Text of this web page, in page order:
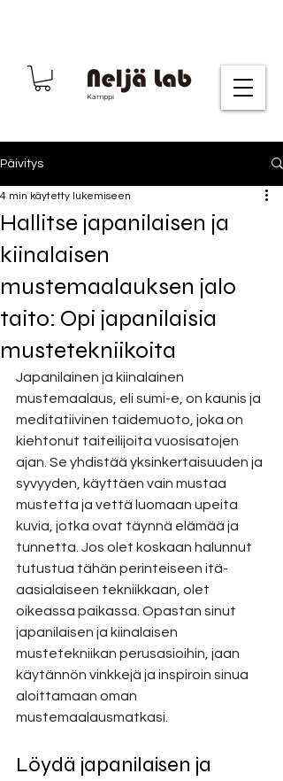
Kamppi
Päivitys
Hallitse japanilaisen ja
kiinalaisen
mustemaalauksen jalo
taito: Opi japanilaisia
mustetekniikoita
4 min käytetty lukemiseen
Japanilainen ja kiinalainen
mustemaalaus, eli sumi-e, on kaunis ja
meditatiivinen taidemuoto, joka on
kiehtonut taiteilijoita vuosisatojen
ajan. Se yhdistää yksinkertaisuuden ja
syvyyden, käyttäen vain mustaa
mustetta ja vettä luomaan upeita
kuvia, jotka ovat täynnä elämää ja
tunnetta. Jos olet koskaan halunnut
tutustua tähän perinteiseen itä-
aasialaiseen tekniikkaan, olet
oikeassa paikassa. Opastan sinut
japanilaisen ja kiinalaisen
mustetekniikan perusasioihin, jaan
käytännön vinkkejä ja inspiroin sinua
aloittamaan oman
mustemaalausmatkasi.
Löydä japanilaisen ja